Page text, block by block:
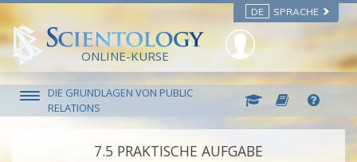
DE SPRACHE
ONLINE-KURSE
DIE GRUNDLAGEN VON PUBLIC
RELATIONS
7.‎5 PRAKTISCHE AUFGABE